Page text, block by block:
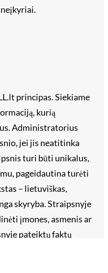
principas. Siekiame
kurią
Administratorius
jei jis neatitinka
turi būti unikalus,
pageidautina turėti
– lietuviškas,
skyryba. Straipsnyje
įmones, asmenis ar
pateiktų faktų